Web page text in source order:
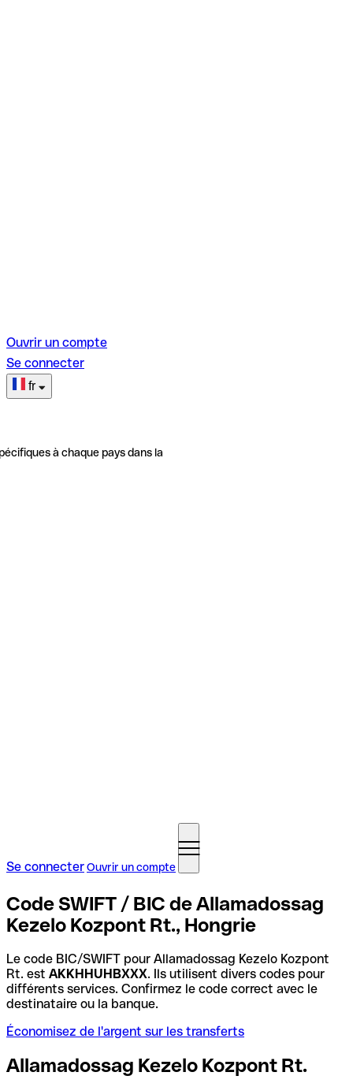
Ouvrir un compte
Se connecter
fr
à chaque pays dans la
Se connecterOuvrir un compte
Code SWIFT / BIC de Allamadossag
Kezelo Kozpont Rt., Hongrie
Le code BIC/SWIFT pour Allamadossag Kezelo Kozpont
Rt. est AKKHHUHBXXX. Ils utilisent divers codes pour
différents services. Confirmez le code correct avec le
destinataire ou la banque.
Économisez de l'argent sur les transferts
Allamadossag Kezelo Kozpont Rt.